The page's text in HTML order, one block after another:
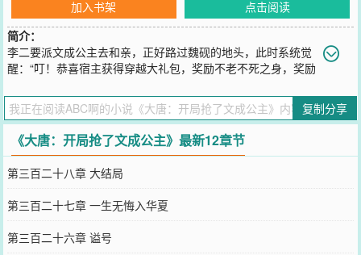
加入书架
点击阅读
简介：
李二要派文成公主去和亲，正好路过魏砚的地头，此时系统觉
醒：“叮！恭喜宿主获得穿越大礼包，奖励不老不死之身，奖励
马匪的魏砚瞬间对这一次的劫人充满了信心。“老大，听说下面是大唐
去吐蕃和亲的车队，我看还是不要劫了吧？”魏砚道：“废什么话！这
更该劫！拿一个女人去换取大唐盛世，大唐的男儿都死光了？”说罢，
魏砚一人单枪匹马，直杀入和亲车队，一把将文成公主抢走。洞房花
烛夜。文成公主劝道：“你这样会不得好死的。”魏砚微微一笑：“我现
在最不怕的就是死。”
您要是觉得《
大唐：开局抢了文成公主
QQ群和微博微信里的朋友推荐哦！
复制分享
《大唐：开局抢了文成公主》最新12章节
第三百二十八章 大结局
第三百二十七章 一生无悔入华夏
第三百二十六章 谥号